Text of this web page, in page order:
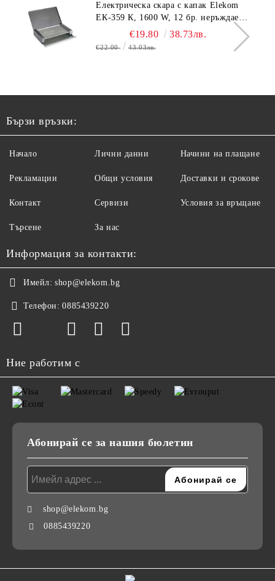
Електрическа скара с капак Elekom
ЕК-359 К, 1600 W, 12 бр. неръждаеми
тръбни нагревятеля
€19.80 38.73лв.
€22.00 43.03лв.
Бързи връзки:
Начало
Рекламации
Контакт
Търсене
Лични данни
Общи условия
Сервизи
За нас
Начини на плащане
Доставки и срокове
Условия за връщане
Информация за контакти:
Имейл: shop@elekom.bg
Телефон: 0885439220
Ние работим с
Абонирай се за нашия бюлетин
shop@elekom.bg
0885439220